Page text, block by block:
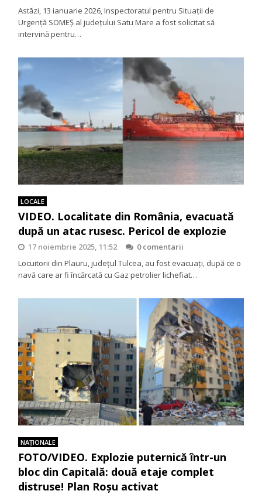
Astăzi, 13 ianuarie 2026, Inspectoratul pentru Situații de
Urgență SOMEȘ al județului Satu Mare a fost solicitat să
intervină pentru…
LOCALE
VIDEO. Localitate din România, evacuată
după un atac rusesc. Pericol de explozie
17 noiembrie 2025, 11:52
0 comentarii
Locuitorii din Plauru, județul Tulcea, au fost evacuați, după ce o
navă care ar fi încărcată cu Gaz petrolier lichefiat…
NAŢIONALE
FOTO/VIDEO. Explozie puternică într-un
bloc din Capitală: două etaje complet
distruse! Plan Roșu activat